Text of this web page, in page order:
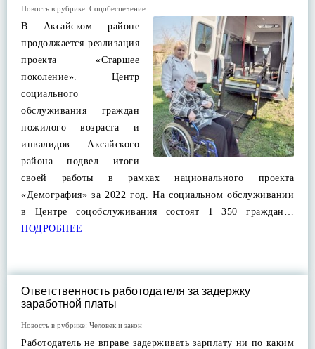
Новость в рубрике: Соцобеспечение
В Аксайском районе
продолжается реализация
проекта «Старшее
поколение». Центр
социального
обслуживания граждан
пожилого возраста и
инвалидов Аксайского
района подвел итоги
своей работы в рамках национального проекта
«Демография» за 2022 год. На социальном обслуживании
в Центре соцобслуживания состоят 1 350 граждан…
ПОДРОБНЕЕ
Ответственность работодателя за задержку
заработной платы
Новость в рубрике: Человек и закон
Работодатель не вправе задерживать зарплату ни по каким